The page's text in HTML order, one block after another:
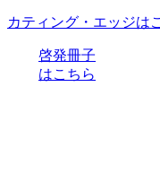
カティング・エッジは
啓発冊子
はこちら